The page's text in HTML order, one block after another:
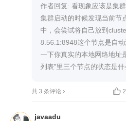
详细信息如下：
A 本机IP配置情况
用ipconfig查询， 结果如下
WLAN：192.168.0.11；
以太网适配器 VirtualBox
68.56.1
B 启动nacos前配置
192.168.0.5:8848
作者回复: 看现象应该是集
集群启动的时候发现当前节
中，会尝试将自己放到
8.56.1:8948这个节点是自
一下你真实的本地网络地址
列表”里三个节点的状态是什
共 3 条评论  2
javaadu